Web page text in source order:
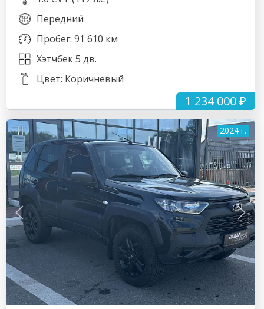
1 234 000 ₽
Передний
Пробег: 91 610 км
Хэтчбек 5 дв.
Цвет: Коричневый
2024 г.